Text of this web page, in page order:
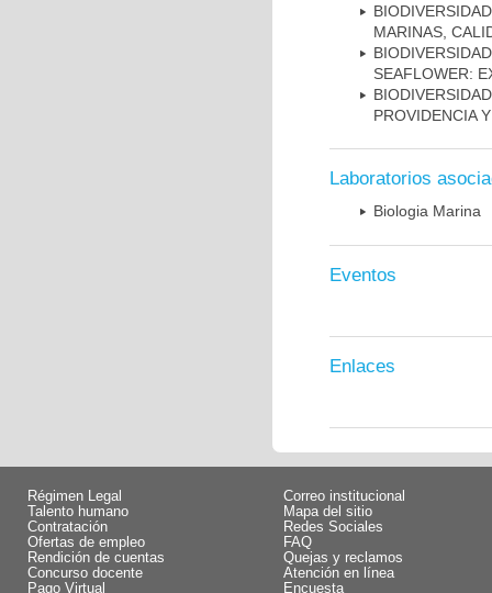
MARINAS,
SEAFLOWER:
PROVIDENCIA
Laboratorios
Biologia Marina
Eventos
Enlaces
Régimen Legal
Talento humano
Contratación
Ofertas de empleo
Rendición de cuentas
Concurso docente
Pago Virtual
Correo institucional
Mapa del sitio
Redes Sociales
FAQ
Quejas y reclamos
Atención en línea
Encuesta